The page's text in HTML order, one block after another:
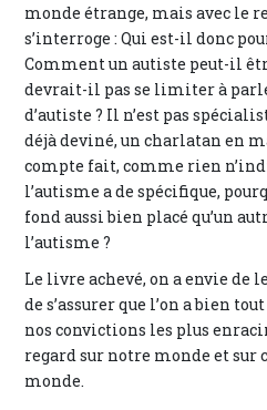
monde étrange, mais avec le
s’interroge : Qui est-il donc
Comment un autiste peut-il
devrait-il pas se limiter à
d’autiste ? Il n’est pas
déjà deviné, un charlatan en
compte fait, comme rien
l’autisme a de spécifique,
fond aussi bien placé qu’un
l’autisme ?
Le livre achevé, on a envie de
de s’assurer que l’on a bien
nos convictions les plus
regard sur notre monde et sur
monde.